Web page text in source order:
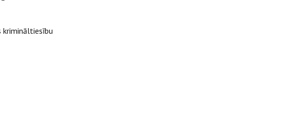
krimināltiesību